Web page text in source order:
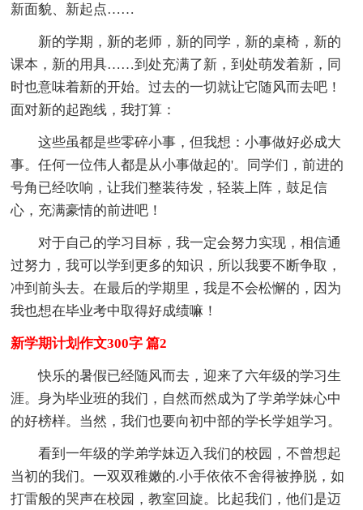
新面貌、新起点……
新的学期，新的老师，新的同学，新的桌椅，新的
课本，新的用具……到处充满了新，到处萌发着新，同
时也意味着新的开始。过去的一切就让它随风而去吧！
面对新的起跑线，我打算：
这些虽都是些零碎小事，但我想：小事做好必成大
事。任何一位伟人都是从小事做起的'。同学们，前进的
号角已经吹响，让我们整装待发，轻装上阵，鼓足信
心，充满豪情的前进吧！
对于自己的学习目标，我一定会努力实现，相信通
过努力，我可以学到更多的知识，所以我要不断争取，
冲到前头去。在最后的学期里，我是不会松懈的，因为
我也想在毕业考中取得好成绩嘛！
新学期计划作文300字 篇2
快乐的暑假已经随风而去，迎来了六年级的学习生
涯。身为毕业班的我们，自然而然成为了学弟学妹心中
的好榜样。当然，我们也要向初中部的学长学姐学习。
看到一年级的学弟学妹迈入我们的校园，不曾想起
当初的我们。一双双稚嫩的.小手依依不舍得被挣脱，如
打雷般的哭声在校园，教室回旋。比起我们，他们是迈